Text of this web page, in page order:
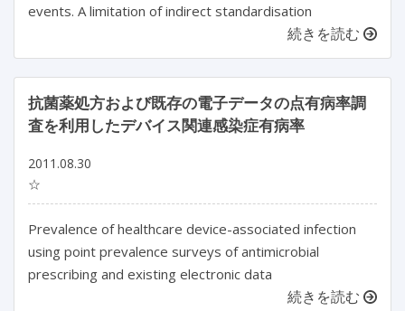
events. A limitation of indirect standardisation
続きを読む
抗菌薬処方および既存の電子データの点有病率調
査を利用したデバイス関連感染症有病率
2011.08.30
☆
Prevalence of healthcare device-associated infection
using point prevalence surveys of antimicrobial
prescribing and existing electronic data
続きを読む